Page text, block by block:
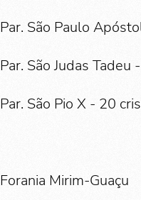
Par. São Paulo
Par. São Judas
Par. São Pio X - 20
Forania Mirim-Guaçu